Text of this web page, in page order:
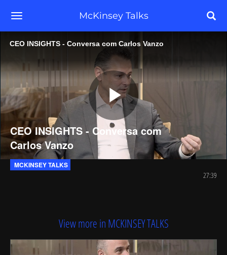
toggle navigationMcKinsey Talks
CEO INSIGHTS - Conversa com Carlos Vanzo
Play
CEO INSIGHTS - Conversa com
Carlos Vanzo
MCKINSEY TALKS
27:39
View more in MCKINSEY TALKS